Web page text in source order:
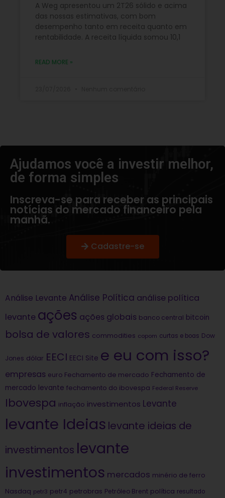
A Weg apresentou um 2T26 sólido e acima
das nossas estimativas, com bom
desempenho tanto em receita quanto em
rentabilidade. A receita líquida somou 10,1
READ MORE »
Ajudamos você a investir melhor,
de forma simples​
Inscreva-se para receber as principais
notícias do mercado financeiro pela
manhã.
Cadastre-se
Análise Levante Análise Política análise política
levante ações ações globais banco central bitcoin
bolsa de valores commodities copom curtas e boas Dow
Jones dólar EECI EECI Site e eu com isso?
empresas euro Fechamento de mercado Fechamento de
mercado levante fechamento do ibovespa Federal Reserve
Ibovespa inflação investimentos Levante
levante Ideias levante ideias de
investimentos levante
investimentos mercados minério de ferro
Nasdaq petr3 petr4 petrobras Petróleo Brent política resultado